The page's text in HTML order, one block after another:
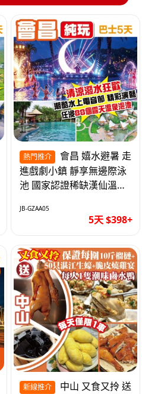
熱門推介
進戲劇小鎮 靜享無邊際泳
池 國家認證稀缺漢仙溫泉
天
JB-GZAA05
5天 $398+
新線推介